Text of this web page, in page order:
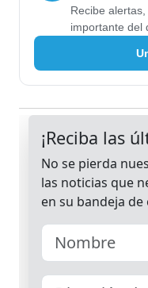
Recibe
importante del